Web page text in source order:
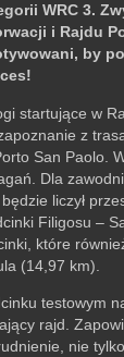
WRC 3.
i Rajdu
by
startujące w
z
San Paolo.
Dla
liczył
Filigosu –
które
(14,97 km).
testowym
rajd.
nie